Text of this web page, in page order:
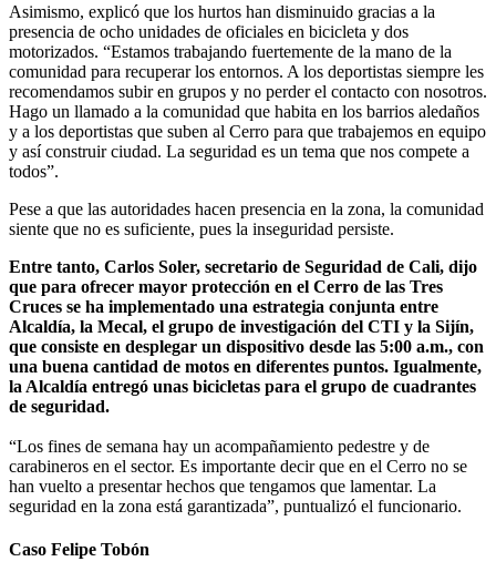
Asimismo, explicó que los hurtos han disminuido gracias a la
presencia de ocho unidades de oficiales en bicicleta y dos
motorizados. “Estamos trabajando fuertemente de la mano de la
comunidad para recuperar los entornos. A los deportistas siempre les
recomendamos subir en grupos y no perder el contacto con nosotros.
Hago un llamado a la comunidad que habita en los barrios aledaños
y a los deportistas que suben al Cerro para que trabajemos en equipo
y así construir ciudad. La seguridad es un tema que nos compete a
todos”.
Pese a que las autoridades hacen presencia en la zona, la comunidad
siente que no es suficiente, pues la inseguridad persiste.
Entre tanto, Carlos Soler, secretario de Seguridad de Cali, dijo
que para ofrecer mayor protección en el Cerro de las Tres
Cruces se ha implementado una estrategia conjunta entre
Alcaldía, la Mecal, el grupo de investigación del CTI y la Sijín,
que consiste en desplegar un dispositivo desde las 5:00 a.m., con
una buena cantidad de motos en diferentes puntos. Igualmente,
la Alcaldía entregó unas bicicletas para el grupo de cuadrantes
de seguridad.
“Los fines de semana hay un acompañamiento pedestre y de
carabineros en el sector. Es importante decir que en el Cerro no se
han vuelto a presentar hechos que tengamos que lamentar. La
seguridad en la zona está garantizada”, puntualizó el funcionario.
Caso Felipe Tobón